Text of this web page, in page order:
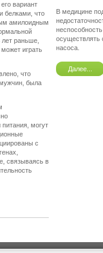
вариант
белками, что
амилоидным
раньше,
играть
что
мужчин, была
могут
с
связываясь в
В медицине
осуществлять
насоса.
Далее...